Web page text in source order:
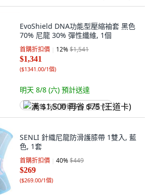
EvoShield DNA功能型壓縮袖套 黑色
70% 尼龍 30% 彈性纖維, 1個
首購折扣價 12%$1,541
$1,341
($1341.00/1個)
明天 8/8 (六) 預計送達
满 $1,500 再省 $75 (王道卡)
SENLI 針織尼龍防滑護膝帶 1雙入, 藍
色, 1套
首購折扣價 40%$449
$269
($269.00/1個)